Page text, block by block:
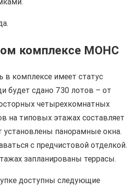
комплексе МОНС
комплексе имеет статус
будет сдано 730 лотов – от
четырехкомнатных
на типовых этажах составляет
установлены панорамные окна.
с предчистовой отделкой.
запланированы террасы.
доступны следующие